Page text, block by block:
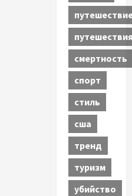
смертность
спорт
стиль
сша
тренд
туризм
убийство